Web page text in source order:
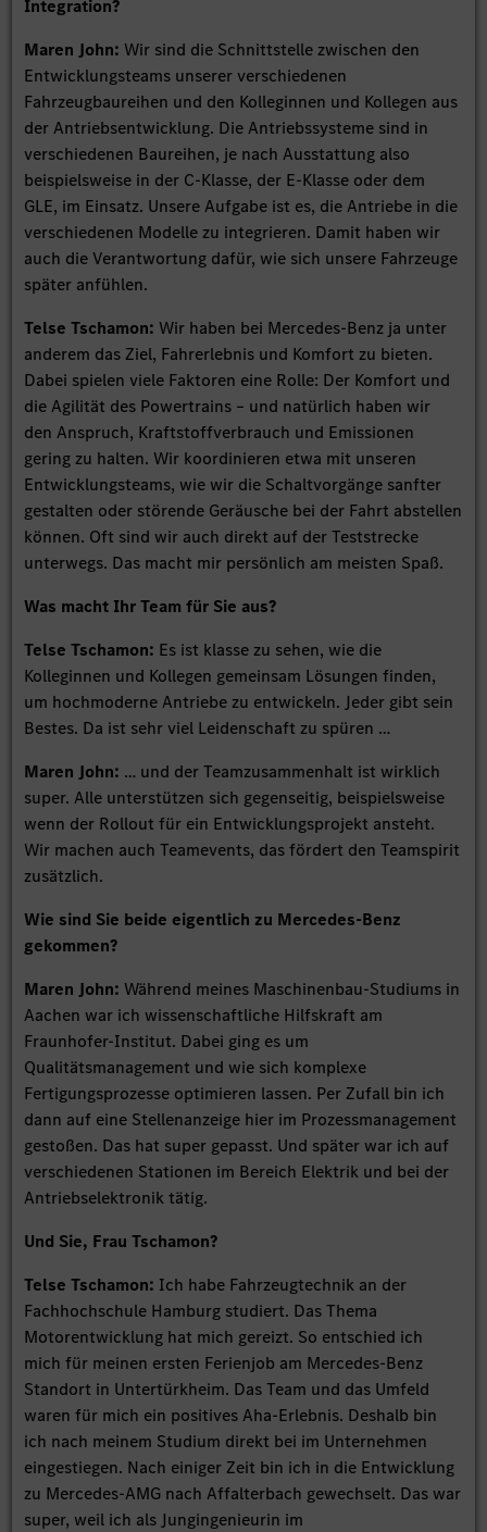
Integration?
Maren John: Wir sind die Schnittstelle zwischen den
Entwicklungsteams unserer verschiedenen
Fahrzeugbaureihen und den Kolleginnen und Kollegen aus
der Antriebsentwicklung. Die Antriebssysteme sind in
verschiedenen Baureihen, je nach Ausstattung also
beispielsweise in der C-Klasse, der E-Klasse oder dem
GLE, im Einsatz. Unsere Aufgabe ist es, die Antriebe in die
verschiedenen Modelle zu integrieren. Damit haben wir
auch die Verantwortung dafür, wie sich unsere Fahrzeuge
später anfühlen.
Telse Tschamon:Wir haben bei Mercedes-Benz ja unter
anderem das Ziel, Fahrerlebnis und Komfort zu bieten.
Dabei spielen viele Faktoren eine Rolle: Der Komfort und
die Agilität des Powertrains – und natürlich haben wir
den Anspruch, Kraftstoffverbrauch und Emissionen
gering zu halten. Wir koordinieren etwa mit unseren
Entwicklungsteams, wie wir die Schaltvorgänge sanfter
gestalten oder störende Geräusche bei der Fahrt abstellen
können. Oft sind wir auch direkt auf der Teststrecke
unterwegs. Das macht mir persönlich am meisten Spaß.
Was macht Ihr Team für Sie aus?
Telse Tschamon: Es ist klasse zu sehen, wie die
Kolleginnen und Kollegen gemeinsam Lösungen finden,
um hochmoderne Antriebe zu entwickeln. Jeder gibt sein
Bestes. Da ist sehr viel Leidenschaft zu spüren …
Maren John: … und der Teamzusammenhalt ist wirklich
super. Alle unterstützen sich gegenseitig, beispielsweise
wenn der Rollout für ein Entwicklungsprojekt ansteht.
Wir machen auch Teamevents, das fördert den Teamspirit
zusätzlich.
Wie sind Sie beide eigentlich zu Mercedes-Benz
gekommen?
Maren John:Während meines Maschinenbau-Studiums in
Aachen war ich wissenschaftliche Hilfskraft am
Fraunhofer-Institut. Dabei ging es um
Qualitätsmanagement und wie sich komplexe
Fertigungsprozesse optimieren lassen. Per Zufall bin ich
dann auf eine Stellenanzeige hier im Prozessmanagement
gestoßen. Das hat super gepasst. Und später war ich auf
verschiedenen Stationen im Bereich Elektrik und bei der
Antriebselektronik tätig.
Und Sie, Frau Tschamon?
Telse Tschamon: Ich habe Fahrzeugtechnik an der
Fachhochschule Hamburg studiert. Das Thema
Motorentwicklung hat mich gereizt. So entschied ich
mich für meinen ersten Ferienjob am Mercedes-Benz
Standort in Untertürkheim. Das Team und das Umfeld
waren für mich ein positives Aha-Erlebnis. Deshalb bin
ich nach meinem Studium direkt bei im Unternehmen
eingestiegen. Nach einiger Zeit bin ich in die Entwicklung
zu Mercedes-AMG nach Affalterbach gewechselt. Das war
super, weil ich als Jungingenieurin im